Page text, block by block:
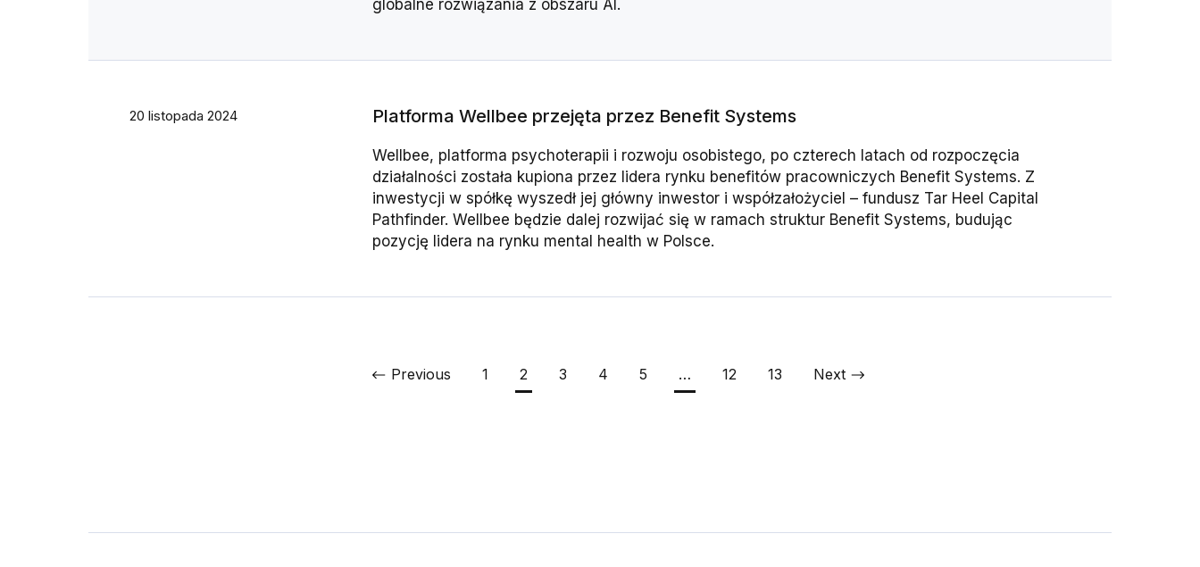
globalne rozwiązania z obszaru AI.
20 listopada 2024 Platforma Wellbee przejęta przez Benefit Systems
Wellbee, platforma psychoterapii i rozwoju osobistego, po czterech latach od rozpoczęcia
działalności została kupiona przez lidera rynku benefitów pracowniczych Benefit Systems. Z
inwestycji w spółkę wyszedł jej główny inwestor i współzałożyciel – fundusz Tar Heel Capital
Pathfinder. Wellbee będzie dalej rozwijać się w ramach struktur Benefit Systems, budując
pozycję lidera na rynku mental health w Polsce.
Previous 1 2 3 4 5 … 12 13 Next